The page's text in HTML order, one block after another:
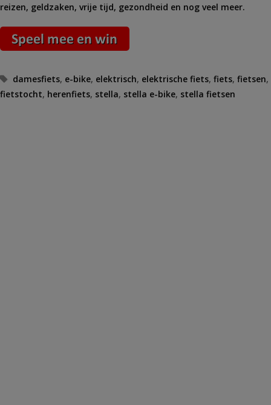
reizen, geldzaken, vrije tijd, gezondheid en nog veel meer.
Tags
damesfiets, e-bike, elektrisch, elektrische fiets,fiets,fietsen,
fietstocht, herenfiets, stella, stella e-bike, stella fietsen